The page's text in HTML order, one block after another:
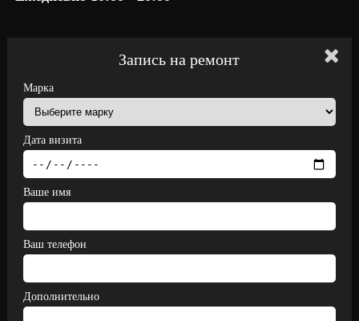
Запись на ремонт
Марка
Дата визита
Ваше имя
Ваш телефон
Дополнительно